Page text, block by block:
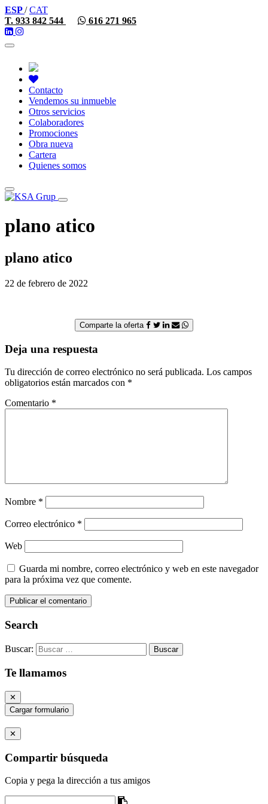
ESP/CAT
T. 933 842 544
616 271 965
Toggle
Contacto
Vendemos su inmueble
Otros servicios
Colaboradores
Promociones
Obra nueva
Cartera
Quienes somos
Toggle
navigation
plano atico
plano atico
22 de febrero de 2022
Comparte la oferta
Deja una respuesta
Tu dirección de correo electrónico no será publicada. Los campos
obligatorios están marcados con *
Comentario *
Nombre *
Correo electrónico *
Web
Guarda mi nombre, correo electrónico y web en este navegador
para la próxima vez que comente.
Search
Buscar:
Te llamamos
✕
Cargar formulario
✕
Compartir búsqueda
Copia y pega la dirección a tus amigos